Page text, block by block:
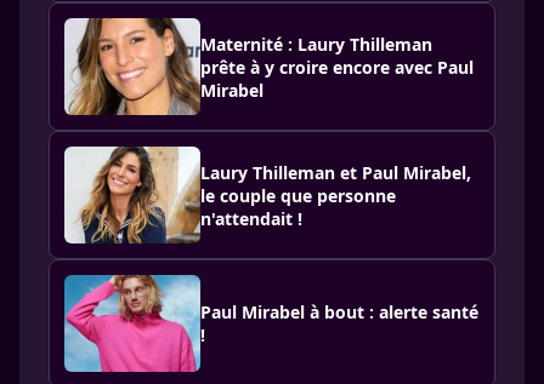
Maternité : Laury Thilleman
prête à y croire encore avec Paul
Mirabel
Laury Thilleman et Paul Mirabel,
le couple que personne
n'attendait !
Paul Mirabel à bout : alerte santé
!